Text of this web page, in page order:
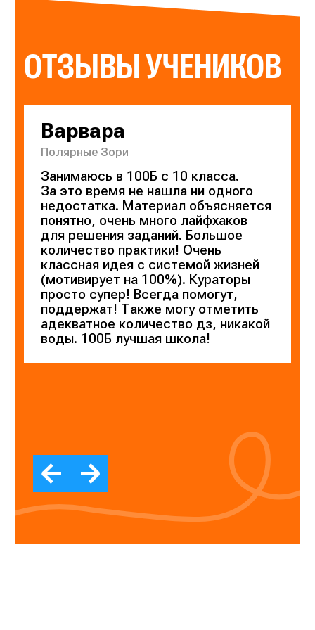
ОТЗЫВЫ УЧЕНИКОВ
Варвара
Полярные Зори
Занимаюсь в 100Б с 10 класса.
За это время не нашла ни одного
недостатка. Материал объясняется
понятно, очень много лайфхаков
для решения заданий. Большое
количество практики! Очень
классная идея с системой жизней
(мотивирует на 100%). Кураторы
просто супер! Всегда помогут,
поддержат! Также могу отметить
адекватное количество дз, никакой
воды. 100Б лучшая школа!